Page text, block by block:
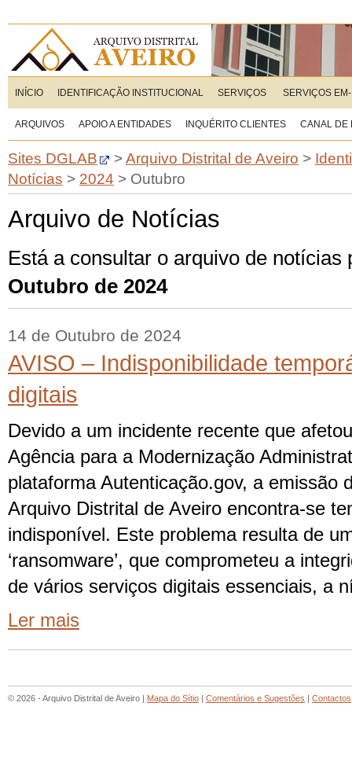
INÍCIO IDENTIFICAÇÃO INSTITUCIONAL SERVIÇOS SERVIÇOS
ARQUIVOS APOIO A ENTIDADES INQUÉRITO CLIENTES CANAL DE
Sites DGLAB >Arquivo Distrital de Aveiro >
Notícias > 2024 > Outubro
Arquivo de Notícias
Está a consultar o arquivo de notícias
Outubro de 2024
14 de Outubro de 2024
AVISO – Indisponibilidade
digitais
Devido a um incidente recente que
Agência para a Modernização
plataforma Autenticação.gov, a emissão
Arquivo Distrital de Aveiro encontra-se
indisponível. Este problema resulta de
‘ransomware’, que comprometeu a
de vários serviços digitais essenciais, a
Ler mais
© 2026 - Arquivo Distrital de Aveiro | Mapa do Sítio | Comentários e Sugestões | Contactos